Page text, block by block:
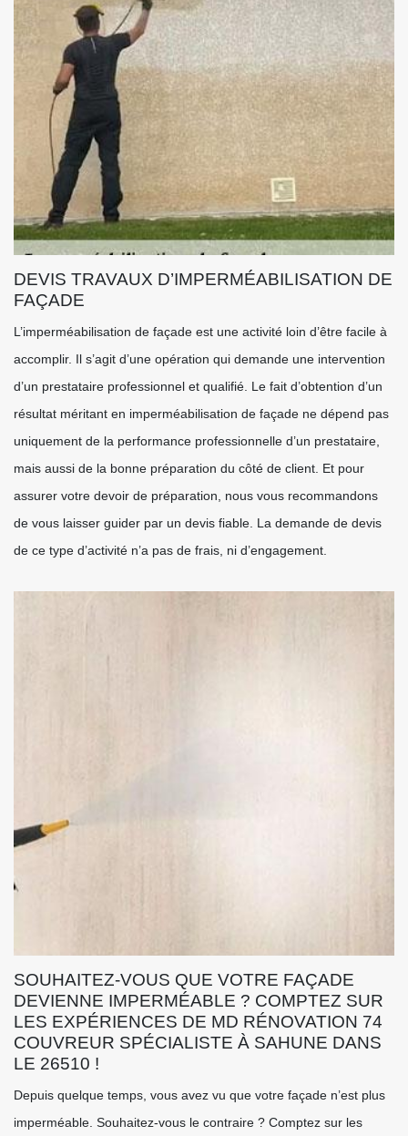
DEVIS TRAVAUX D’IMPERMÉABILISATION DE
FAÇADE
L’imperméabilisation de façade est une activité loin d’être facile à
accomplir. Il s’agit d’une opération qui demande une intervention
d’un prestataire professionnel et qualifié. Le fait d’obtention d’un
résultat méritant en imperméabilisation de façade ne dépend pas
uniquement de la performance professionnelle d’un prestataire,
mais aussi de la bonne préparation du côté de client. Et pour
assurer votre devoir de préparation, nous vous recommandons
de vous laisser guider par un devis fiable. La demande de devis
de ce type d’activité n’a pas de frais, ni d’engagement.
SOUHAITEZ-VOUS QUE VOTRE FAÇADE
DEVIENNE IMPERMÉABLE ? COMPTEZ SUR
LES EXPÉRIENCES DE MD RÉNOVATION 74
COUVREUR SPÉCIALISTE À SAHUNE DANS
LE 26510 !
Depuis quelque temps, vous avez vu que votre façade n’est plus
imperméable. Souhaitez-vous le contraire ? Comptez sur les